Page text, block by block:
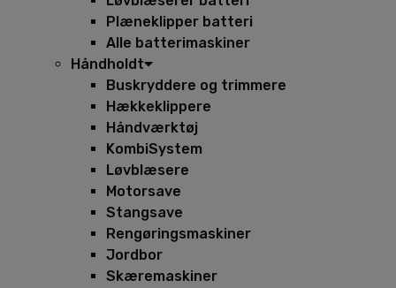
Plæneklipper batteri
Alle batterimaskiner
Håndholdt
Buskryddere og trimmere
Hækkeklippere
Håndværktøj
KombiSystem
Løvblæsere
Motorsave
Stangsave
Rengøringsmaskiner
Jordbor
Skæremaskiner